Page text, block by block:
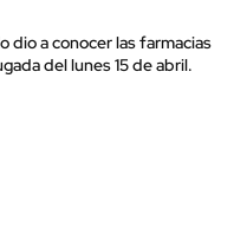
dio a conocer las farmacias
del lunes 15 de abril.